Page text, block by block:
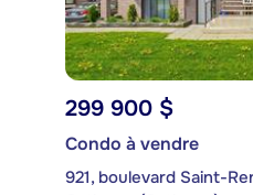
299 900 $
Condo à vendre
921, boulevard Saint-